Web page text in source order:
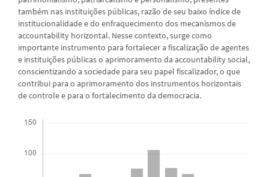
também nas instituições públicas, razão de seu baixo índice de
institucionalidade e do enfraquecimento dos mecanismos de
accountability horizontal. Nesse contexto, surge como
importante instrumento para fortalecer a fiscalização de agentes
e instituições públicas o aprimoramento da accountability social,
conscientizando a sociedade para seu papel fiscalizador, o que
contribui para o aprimoramento dos instrumentos horizontais
de controle e para o fortalecimento da democracia.